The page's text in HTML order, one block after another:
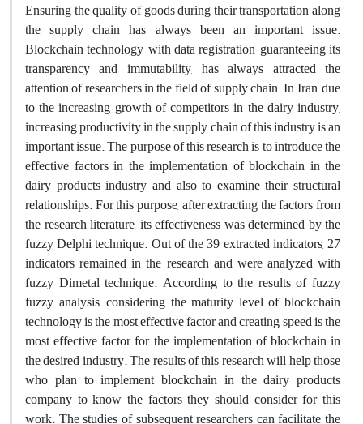
Ensuring the quality of goods during their transportation along
the supply chain has always been an important issue.
Blockchain technology, with data registration, guaranteeing its
transparency and immutability, has always attracted the
attention of researchers in the field of supply chain. In Iran, due
to the increasing growth of competitors in the dairy industry,
increasing productivity in the supply chain of this industry is an
important issue. The purpose of this research is to introduce the
effective factors in the implementation of blockchain in the
dairy products industry and also to examine their structural
relationships. For this purpose, after extracting the factors from
the research literature, its effectiveness was determined by the
fuzzy Delphi technique. Out of the 39 extracted indicators, 27
indicators remained in the research and were analyzed with
fuzzy Dimetal technique. According to the results of fuzzy
fuzzy analysis, considering the maturity level of blockchain
technology is the most effective factor and creating speed is the
most effective factor for the implementation of blockchain in
the desired industry. The results of this research will help those
who plan to implement blockchain in the dairy products
company to know the factors they should consider for this
work. The studies of subsequent researchers can facilitate the